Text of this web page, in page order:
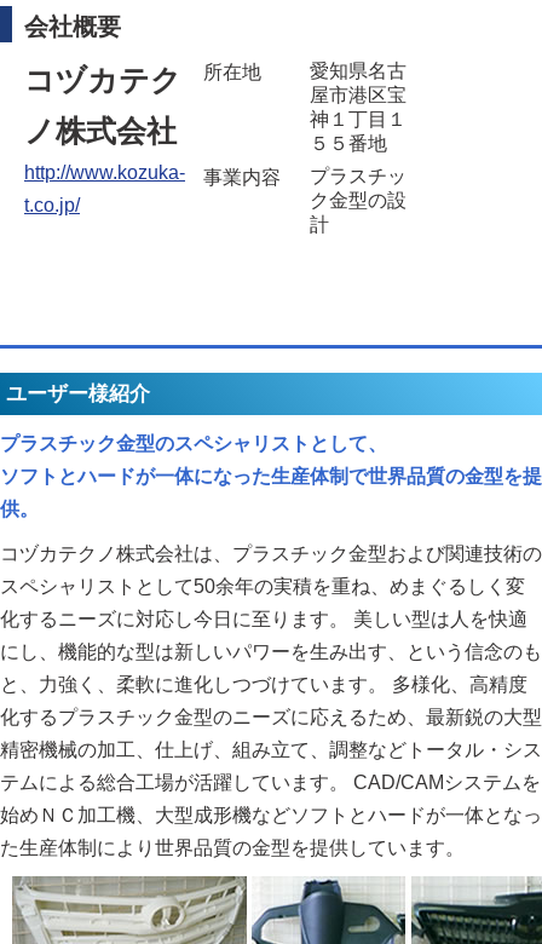
会社概要
コヅカテク
ノ株式会社
http://www.kozuka-
t.co.jp/
所在地
愛知県名古
屋市港区宝
神１丁目１
５５番地
事業内容
プラスチッ
ク金型の設
計
ユーザー様紹介
プラスチック金型のスペシャリストとして、
ソフトとハードが一体になった生産体制で世界品質の金型を提
供。
コヅカテクノ株式会社は、プラスチック金型および関連技術の
スペシャリストとして50余年の実積を重ね、めまぐるしく変
化するニーズに対応し今日に至ります。 美しい型は人を快適
にし、機能的な型は新しいパワーを生み出す、という信念のも
と、力強く、柔軟に進化しつづけています。 多様化、高精度
化するプラスチック金型のニーズに応えるため、最新鋭の大型
精密機械の加工、仕上げ、組み立て、調整などトータル・シス
テムによる総合工場が活躍しています。 CAD/CAMシステムを
始めＮＣ加工機、大型成形機などソフトとハードが一体となっ
た生産体制により世界品質の金型を提供しています。